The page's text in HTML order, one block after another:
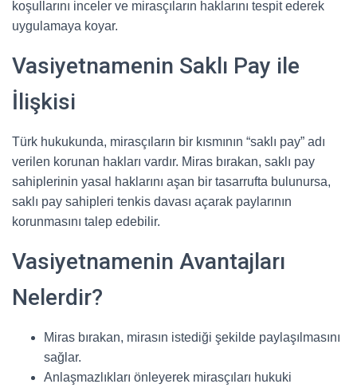
koşullarını inceler ve mirasçıların haklarını tespit ederek
uygulamaya koyar.
Vasiyetnamenin Saklı Pay ile
İlişkisi
Türk hukukunda, mirasçıların bir kısmının “saklı pay” adı
verilen korunan hakları vardır. Miras bırakan, saklı pay
sahiplerinin yasal haklarını aşan bir tasarrufta bulunursa,
saklı pay sahipleri tenkis davası açarak paylarının
korunmasını talep edebilir.
Vasiyetnamenin Avantajları
Nelerdir?
Miras bırakan, mirasın istediği şekilde paylaşılmasını
sağlar.
Anlaşmazlıkları önleyerek mirasçıları hukuki